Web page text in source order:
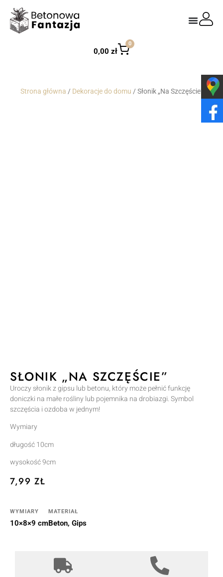
0,00 zł
0
Strona główna / Dekoracje do domu / Słonik „Na Szczęście”
SŁONIK „NA SZCZĘŚCIE”
Uroczy słonik z gipsu lub betonu, który może pełnić funkcję
doniczki na małe rośliny lub pojemnika na drobiazgi. Symbol
szczęścia i ozdoba w jednym!
Wymiary
długość 10cm
wysokość 9cm
7,99 ZŁ
WYMIARY
10×8×9 cm
MATERIAŁ
Beton, Gips